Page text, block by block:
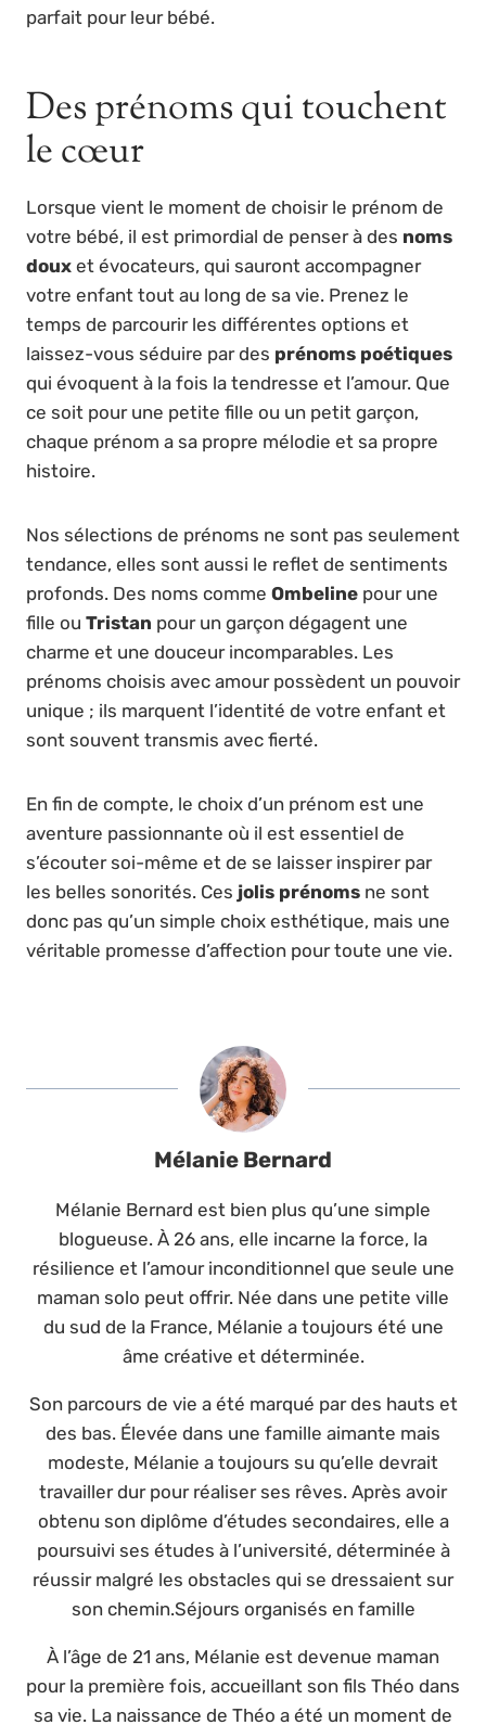
parfait pour leur bébé.
Des prénoms qui touchent
le cœur
Lorsque vient le moment de choisir le prénom de
votre bébé, il est primordial de penser à des noms
doux et évocateurs, qui sauront accompagner
votre enfant tout au long de sa vie. Prenez le
temps de parcourir les différentes options et
laissez-vous séduire par des prénoms poétiques
qui évoquent à la fois la tendresse et l’amour. Que
ce soit pour une petite fille ou un petit garçon,
chaque prénom a sa propre mélodie et sa propre
histoire.
Nos sélections de prénoms ne sont pas seulement
tendance, elles sont aussi le reflet de sentiments
profonds. Des noms comme Ombeline pour une
fille ou Tristan pour un garçon dégagent une
charme et une douceur incomparables. Les
prénoms choisis avec amour possèdent un pouvoir
unique ; ils marquent l’identité de votre enfant et
sont souvent transmis avec fierté.
En fin de compte, le choix d’un prénom est une
aventure passionnante où il est essentiel de
s’écouter soi-même et de se laisser inspirer par
les belles sonorités. Ces jolis prénoms ne sont
donc pas qu’un simple choix esthétique, mais une
véritable promesse d’affection pour toute une vie.
Mélanie Bernard
Mélanie Bernard est bien plus qu’une simple
blogueuse. À 26 ans, elle incarne la force, la
résilience et l’amour inconditionnel que seule une
maman solo peut offrir. Née dans une petite ville
du sud de la France, Mélanie a toujours été une
âme créative et déterminée.
Son parcours de vie a été marqué par des hauts et
des bas. Élevée dans une famille aimante mais
modeste, Mélanie a toujours su qu’elle devrait
travailler dur pour réaliser ses rêves. Après avoir
obtenu son diplôme d’études secondaires, elle a
poursuivi ses études à l’université, déterminée à
réussir malgré les obstacles qui se dressaient sur
son chemin.Séjours organisés en famille
À l’âge de 21 ans, Mélanie est devenue maman
pour la première fois, accueillant son fils Théo dans
sa vie. La naissance de Théo a été un moment de